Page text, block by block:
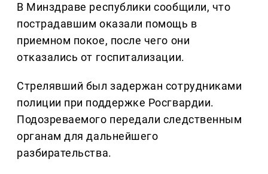
В Минздраве республики сообщили, что
пострадавшим оказали помощь в
приемном покое, после чего они
отказались от госпитализации.
Стрелявший был задержан сотрудниками
полиции при поддержке Росгвардии.
Подозреваемого передали следственным
органам для дальнейшего
разбирательства.